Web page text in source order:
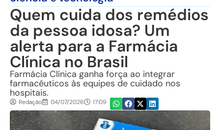
Quem cuida dos remédios
da pessoa idosa? Um
alerta para a Farmácia
Clínica no Brasil
Farmácia Clínica ganha força ao integrar
farmacêuticos às equipes de cuidado nos
hospitais.
Redação 04/07/2026 17:09